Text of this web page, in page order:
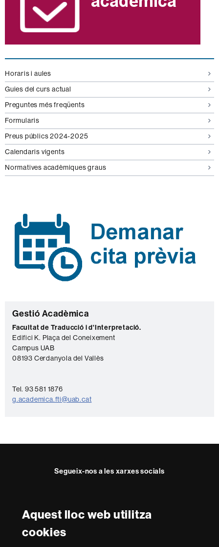
Aquest lloc web utilitza
cookies
Horaris i aules
Guies del curs actual
Preguntes més freqüents
Formularis
Preus públics 2024-2025
Calendaris vigents
Normatives acadèmiques graus
C
o
n
t
c
t
Gestió Acadèmica
Facultat de Traducció i d'Interpretació.
Edifici K. Plaça del Coneixement
Campus UAB
08193 Cerdanyola del Vallès
Tel. 93 581 1876
g.academica.fti@uab.cat
Segueix-nos a les xarxes socials
Reconeixement internacional de l'excel·lència